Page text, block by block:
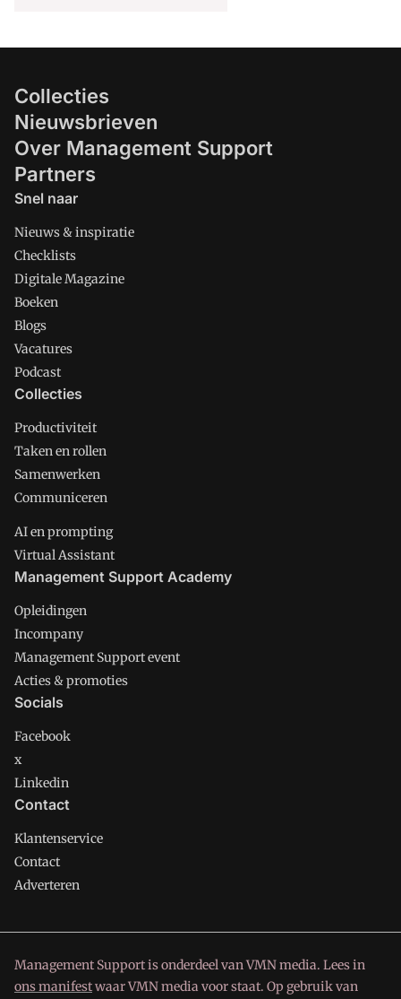
Collecties
Nieuwsbrieven
Over Management Support
Partners
Snel naar
Nieuws & inspiratie
Checklists
Digitale Magazine
Boeken
Blogs
Vacatures
Podcast
Collecties
Productiviteit
Taken en rollen
Samenwerken
Communiceren
AI en prompting
Virtual Assistant
Management Support Academy
Opleidingen
Incompany
Management Support event
Acties & promoties
Socials
Facebook
x
Linkedin
Contact
Klantenservice
Contact
Adverteren
Management Support is onderdeel van VMN media. Lees in
ons manifestwaar VMN media voor staat. Op gebruik van